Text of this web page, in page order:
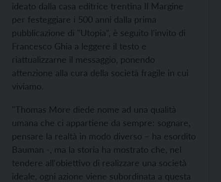
ideato dalla casa editrice trentina Il Margine
per festeggiare i 500 anni dalla prima
pubblicazione di "Utopia", è seguito l'invito di
Francesco Ghia a leggere il testo e
riattualizzarne il messaggio, ponendo
attenzione alla cura della società fragile in cui
viviamo.
"Thomas More diede nome ad una qualità
umana che ci appartiene da sempre: sognare,
pensare la realtà in modo diverso – ha esordito
Bauman -, ma la storia ha mostrato che, nel
tendere all'obiettivo di realizzare una società
ideale, ogni azione viene subordinata a questa